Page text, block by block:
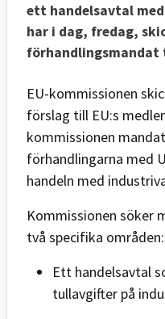
ett handelsavtal med
har i dag, fredag,
förhandlingsmandat
EU-kommissionen
förslag till EU:s
kommissionen
förhandlingarna med
handeln med
Kommissionen söker
två specifika områden:
Ett handelsavtal
tullavgifter på